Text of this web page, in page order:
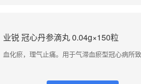
业锐 冠心丹参滴丸 0.04g×150粒
血化瘀，理气止痛。用于气滞血瘀型冠心病所